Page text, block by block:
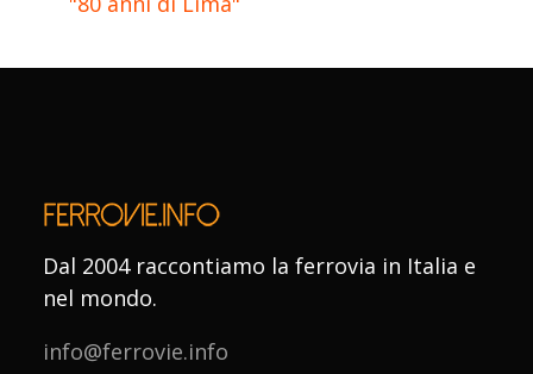
Dal 2004 raccontiamo la ferrovia in Italia e
nel mondo.
info@ferrovie.info